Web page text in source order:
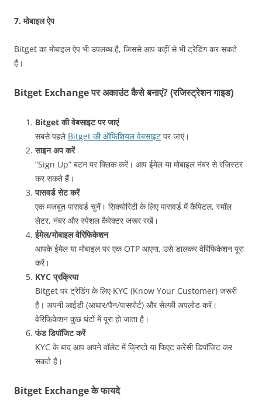
7.मोबाइल ऐप
Bitget का मोबाइल ऐप भी उपलब्ध है, जिससे आप कहीं से भी ट्रेडिंग कर सकते
हैं।
Bitget Exchange पर अकाउंट कैसे बनाएं? (रजिस्ट्रेशन गाइड)
Bitget की वेबसाइट पर जाएं
सबसे पहले Bitget की ऑफिशियल वेबसाइट पर जाएं।
साइन अप करें
“Sign Up” बटन पर क्लिक करें। आप ईमेल या मोबाइल नंबर से रजिस्टर
कर सकते हैं।
पासवर्ड सेट करें
एक मजबूत पासवर्ड चुनें। सिक्योरिटी के लिए पासवर्ड में कैपिटल, स्मॉल
लेटर, नंबर और स्पेशल कैरेक्टर जरूर रखें।
ईमेल/मोबाइल वेरिफिकेशन
आपके ईमेल या मोबाइल पर एक OTP आएगा, उसे डालकर वेरिफिकेशन पूरा
करें।
KYC प्रक्रिया
Bitget पर ट्रेडिंग के लिए KYC (Know Your Customer) जरूरी
है। अपनी आईडी (आधार/पैन/पासपोर्ट) और सेल्फी अपलोड करें।
वेरिफिकेशन कुछ घंटों में पूरा हो जाता है।
फंड डिपॉजिट करें
KYC के बाद आप अपने वॉलेट में क्रिप्टो या फिएट करेंसी डिपॉजिट कर
सकते हैं।
Bitget Exchange के फायदे